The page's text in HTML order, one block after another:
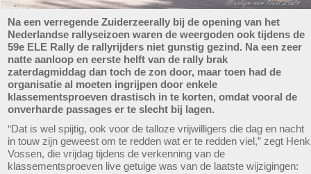
Na een verregende Zuiderzeerally bij de opening van het
Nederlandse rallyseizoen waren de weergoden ook tijdens de
59e ELE Rally de rallyrijders niet gunstig gezind. Na een zeer
natte aanloop en eerste helft van de rally brak
zaterdagmiddag dan toch de zon door, maar toen had de
organisatie al moeten ingrijpen door enkele
klassementsproeven drastisch in te korten, omdat vooral de
onverharde passages er te slecht bij lagen.
“Dat is wel spijtig, ook voor de talloze vrijwilligers die dag en nacht
in touw zijn geweest om te redden wat er te redden viel,” zegt Henk
Vossen, die vrijdag tijdens de verkenning van de
klassementsproeven live getuige was van de laatste wijzigingen: